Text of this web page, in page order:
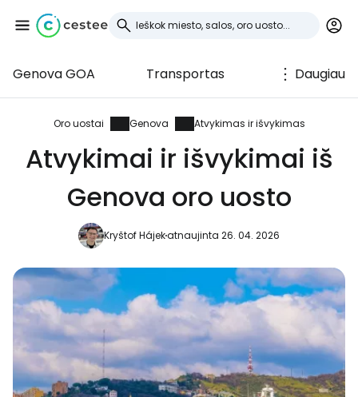
Genova GOA Transportas Daugiau
Oro uostai Genova Atvykimas ir išvykimas
Atvykimai ir išvykimai iš
Genova oro uosto
Kryštof Hájekatnaujinta 26. 04. 2026
Prisijunkite prie
Cestee
... pasaulinė kelionių bendruomenė
Tęsti su Facebook
Tęsti el. paštu